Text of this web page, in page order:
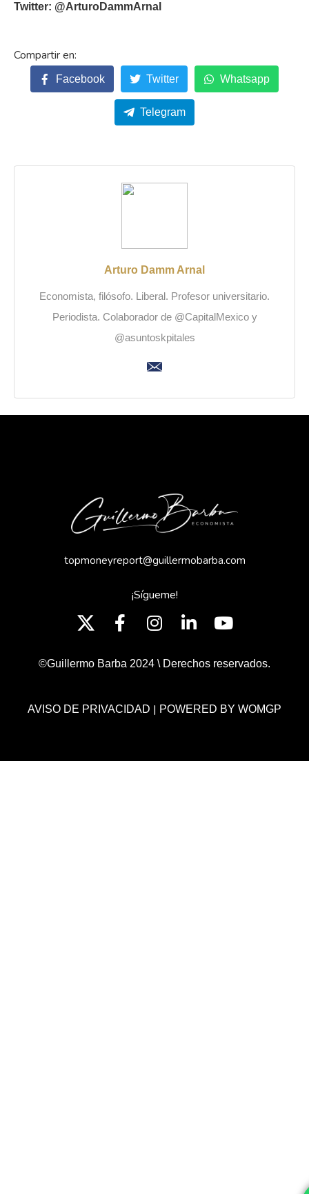
Twitter: @ArturoDammArnal
Facebook Twitter Whatsapp
Telegram
Arturo Damm Arnal
Economista, filósofo. Liberal. Profesor universitario.
Periodista. Colaborador de @CapitalMexico y
@asuntoskpitales
topmoneyreport@guillermobarba.com
¡Sígueme!
©Guillermo Barba 2024 \ Derechos reservados.
AVISO DE PRIVACIDAD | POWERED BY WOMGP